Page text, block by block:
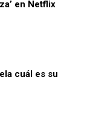
en Netflix
cuál es su